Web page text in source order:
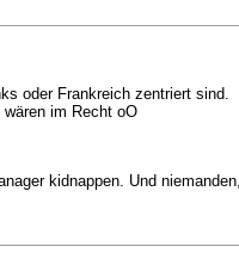
oder Frankreich zentriert sind.
im Recht oO
kidnappen. Und